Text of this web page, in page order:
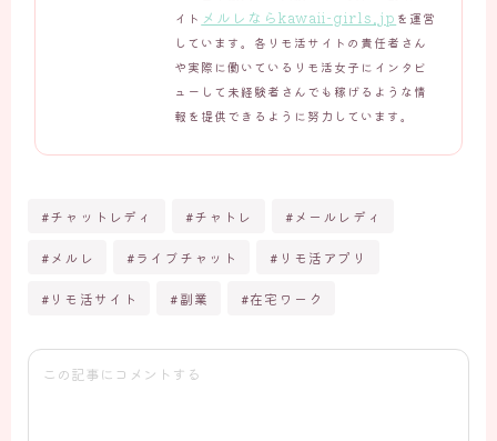
イト メルレならkawaii-girls.jp を運営
しています。各リモ活サイトの責任者さん
や実際に働いているリモ活女子にインタビ
ューして未経験者さんでも稼げるような情
報を提供できるように努力しています。
#チャットレディ #チャトレ #メールレディ
#メルレ #ライブチャット #リモ活アプリ
#リモ活サイト #副業 #在宅ワーク